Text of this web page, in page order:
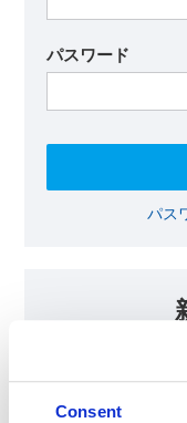
Consent
パスワード
パス
KOAの会員ページで
をご提供しております
メールにてお届けいた